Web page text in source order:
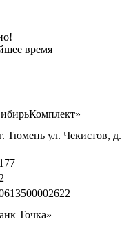
время
Тюмень ул. Чекистов, д.
Точка»